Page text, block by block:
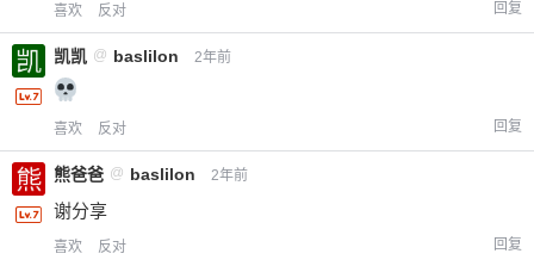
喜欢 反对 回复
凯凯 @ baslilon 2年前
喜欢 反对 回复
熊爸爸 @ baslilon 2年前
谢分享
喜欢 反对 回复